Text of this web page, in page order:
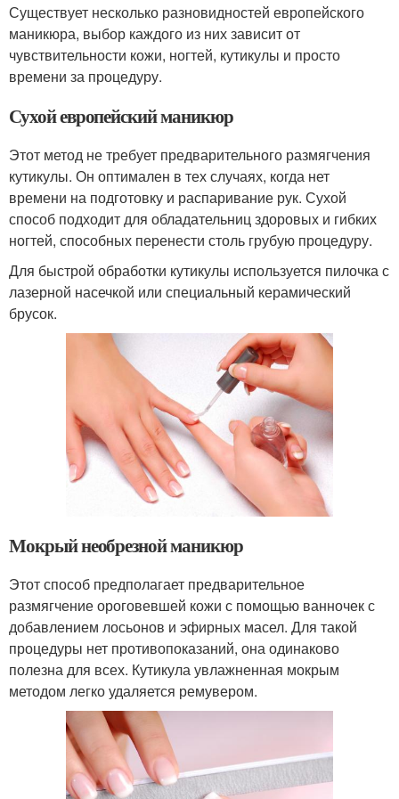
Существует несколько разновидностей европейского
маникюра, выбор каждого из них зависит от
чувствительности кожи, ногтей, кутикулы и просто
времени за процедуру.
Сухой европейский маникюр
Этот метод не требует предварительного размягчения
кутикулы. Он оптимален в тех случаях, когда нет
времени на подготовку и распаривание рук. Сухой
способ подходит для обладательниц здоровых и гибких
ногтей, способных перенести столь грубую процедуру.
Для быстрой обработки кутикулы используется пилочка с
лазерной насечкой или специальный керамический
брусок.
Мокрый необрезной маникюр
Этот способ предполагает предварительное
размягчение ороговевшей кожи с помощью ванночек с
добавлением лосьонов и эфирных масел. Для такой
процедуры нет противопоказаний, она одинаково
полезна для всех. Кутикула увлажненная мокрым
методом легко удаляется ремувером.